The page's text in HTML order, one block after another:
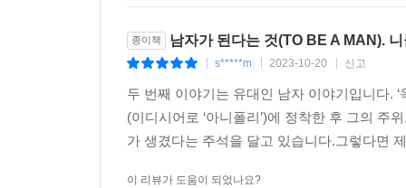
관심이 있다. 크라우스의 단편들은 삶에서 경
개방성은 작품 자체의 속성으로 확장된다. 단
내러티브를 통해서.
- 뉴욕 타임스 북 리뷰
무엇보다 이 이야기들은 강인한 여성들에 대한
종이책 남자가 된다는 것(TO BE A MAN).
s*****m 2023-10-20 신고
두 번째 이야기는 유대인 남자 이야기입니다.
(이디시어로 ‘아니폴리’)에 정착한 후 그의
가 생겼다는 주석을 달고 있습니다.그렇다면
이 리뷰가 도움이 되었나요?